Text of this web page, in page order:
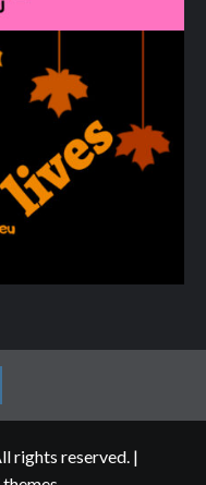
rights reserved. |